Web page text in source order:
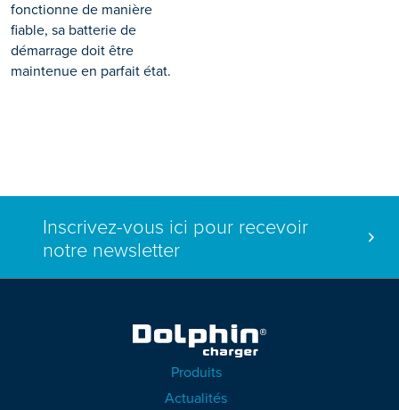
fonctionne de manière
fiable, sa batterie de
démarrage doit être
maintenue en parfait état.
Inscrivez-vous ici pour recevoir
notre newsletter
Produits
Actualités